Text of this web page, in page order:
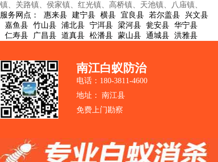
镇、关路镇、侯家镇、红光镇、高桥镇、天池镇、八庙镇、
服务网点：
惠来县 建宁县 横县 宜良县 若尔盖县
兴文县
嘉鱼县 竹山县 浦北县 宁洱县 梁河县 瓮安县 华宁县
仁寿县
广昌县 道真县 松潘县 蒙山县 通城县 洪雅县
南江白蚁防治
电话：180-3811-4600
地址： 南江县
免费上门勘察